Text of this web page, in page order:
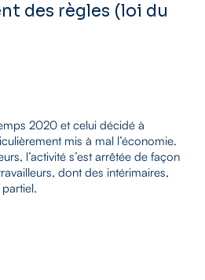
des règles (loi du
2020 et celui décidé à
mis à mal l’économie.
l’activité s’est arrêtée de façon
dont des intérimaires,